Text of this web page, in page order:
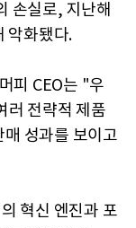
손실로, 지난해
악화됐다.
피 CEO는 "우
러 전략적 제품
성과를 보이고
혁신 엔진과 포